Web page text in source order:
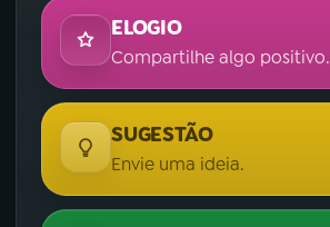
ELOGIO
Compartilhe algo positivo.
SUGESTÃO
Envie uma ideia.